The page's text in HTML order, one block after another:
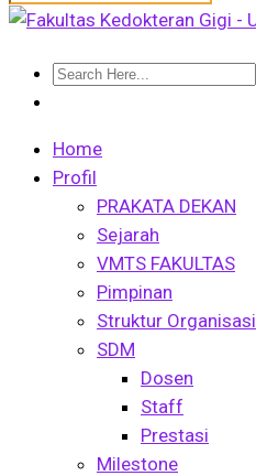
Home
Profil
PRAKATA DEKAN
Sejarah
VMTS FAKULTAS
Pimpinan
Struktur Organisasi
SDM
Dosen
Staff
Prestasi
Milestone